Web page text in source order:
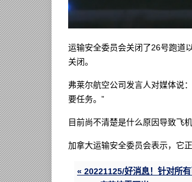
运输安全委员会关闭了26号跑道
关闭。
弗莱尔航空公司发言人对媒体说
要任务。”
目前尚不清楚是什么原因导致飞机
加拿大运输安全委员会表示，它
« 20221125/好消息！针对所